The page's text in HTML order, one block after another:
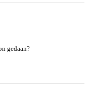
gedaan?